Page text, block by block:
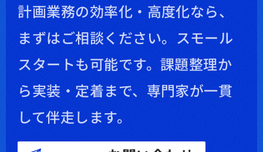
計画業務の効率化・高度化なら、
まずはご相談ください。 スモール
スタートも可能です。課題整理か
ら実装・定着まで、専門家が一貫
して伴走します。